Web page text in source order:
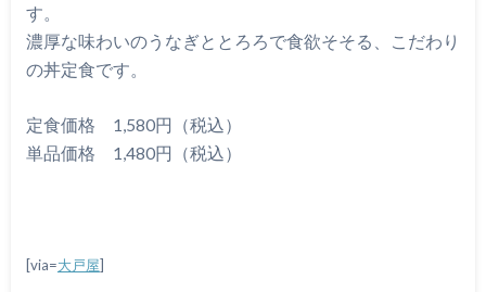
す。
濃厚な味わいのうなぎととろろで食欲そそる、こだわり
の丼定食です。
定食価格 1,580円（税込）
単品価格 1,480円（税込）
[via=大戸屋]